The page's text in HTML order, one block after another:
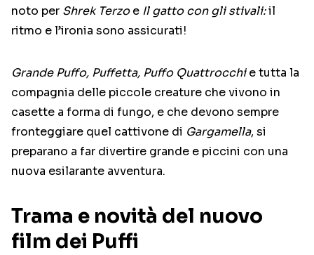
noto per Shrek Terzoe Il gatto con gli stivali:il
ritmo e l’ironia sono assicurati!
Grande Puffo, Puffetta, Puffo Quattrocchie tutta la
compagnia delle piccole creature che vivono in
casette a forma di fungo, e che devono sempre
fronteggiare quel cattivone di Gargamella, si
preparano a far divertire grande e piccini con una
nuova esilarante avventura.
Trama e novità del nuovo
film dei Puffi